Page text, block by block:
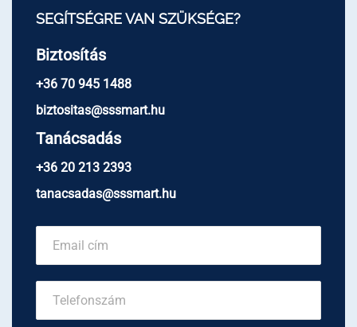
SEGÍTSÉGRE VAN SZÜKSÉGE?
Biztosítás
+36 70 945 1488
biztositas@sssmart.hu
Tanácsadás
+36 20 213 2393
tanacsadas@sssmart.hu